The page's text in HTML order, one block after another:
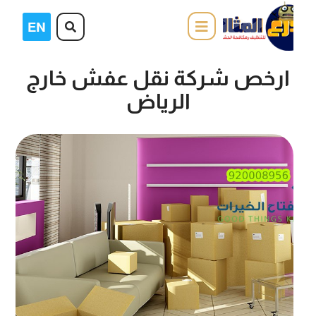
ارخص شركة نقل عفش خارج
الرياض